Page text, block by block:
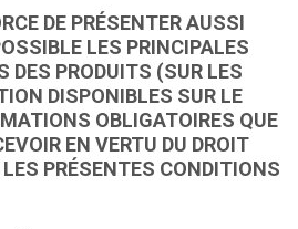
DE PRÉSENTER AUSSI
LES PRINCIPALES
DES PRODUITS (SUR LES
DISPONIBLES SUR LE
OBLIGATOIRES QUE
EN VERTU DU DROIT
PRÉSENTES CONDITIONS